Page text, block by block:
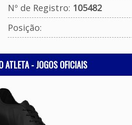
Nº de Registro: 105482
Posição:
ATLETA - JOGOS OFICIAIS